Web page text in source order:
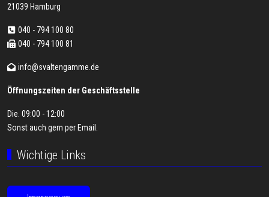
21039 Hamburg
040 - 794 100 80
040 - 794 100 81
info@svaltengamme.de
Öffnungszeiten der Geschäftsstelle
Die. 09:00 - 12:00
Sonst auch gern perEmail
Wichtige Links